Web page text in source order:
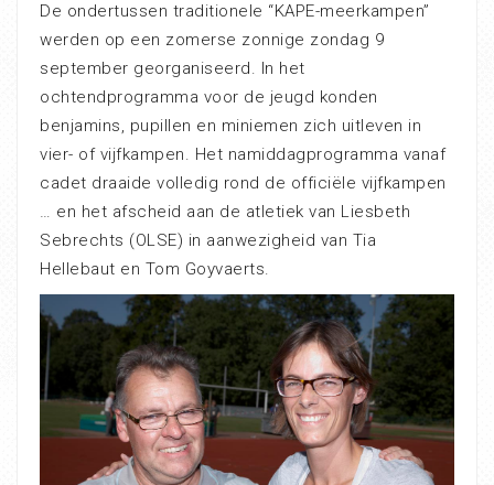
De ondertussen traditionele “KAPE-meerkampen”
werden op een zomerse zonnige zondag 9
september georganiseerd. In het
ochtendprogramma voor de jeugd konden
benjamins, pupillen en miniemen zich uitleven in
vier- of vijfkampen. Het namiddagprogramma vanaf
cadet draaide volledig rond de officiële vijfkampen
… en het afscheid aan de atletiek van Liesbeth
Sebrechts (OLSE) in aanwezigheid van Tia
Hellebaut en Tom Goyvaerts.